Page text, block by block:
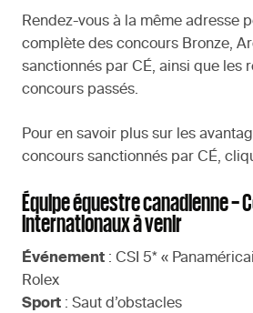
Rendez-vous à la même adresse
complète des concours Bronze,
sanctionnés par CÉ, ainsi que les
concours passés.
Pour en savoir plus sur les
concours sanctionnés par CÉ,
Équipe équestre canadienne –
internationaux à venir
Événement : CSI 5* «
Rolex
Sport : Saut d’obstacles